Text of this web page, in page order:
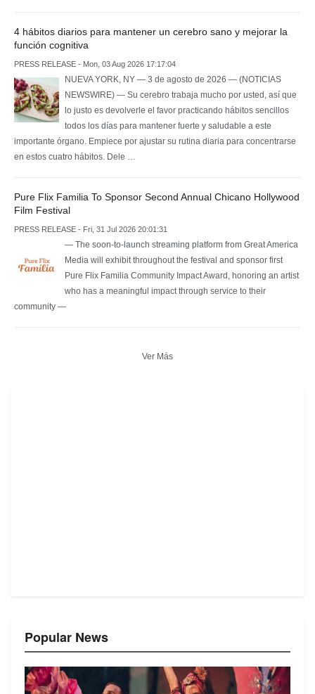
4 hábitos diarios para mantener un cerebro sano y mejorar la
función cognitiva
PRESS RELEASE - Mon, 03 Aug 2026 17:17:04
NUEVA YORK, NY — 3 de agosto de 2026 — (NOTICIAS
NEWSWIRE) — Su cerebro trabaja mucho por usted, así que
lo justo es devolverle el favor practicando hábitos sencillos
todos los días para mantener fuerte y saludable a este
importante órgano. Empiece por ajustar su rutina diaria para concentrarse
en estos cuatro hábitos. Dele …
Pure Flix Familia To Sponsor Second Annual Chicano Hollywood
Film Festival
PRESS RELEASE - Fri, 31 Jul 2026 20:01:31
— The soon-to-launch streaming platform from Great America
Media will exhibit throughout the festival and sponsor first
Pure Flix Familia Community Impact Award, honoring an artist
who has a meaningful impact through service to their
community —
Ver Más
Popular News